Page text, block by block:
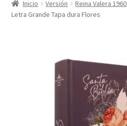
Inicio Versión Reina Valera 1960
Letra Grande Tapa dura Flores